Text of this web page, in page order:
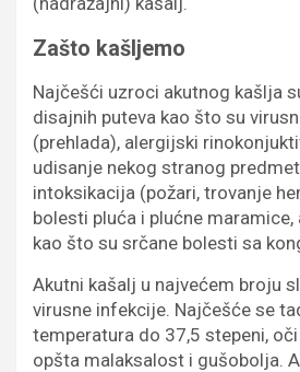
Zašto kašljemo
Najčešći uzroci akutnog kašlja
disajnih puteva kao što su
(prehlada), alergijski
udisanje nekog stranog
intoksikacija (požari, trovanje
bolesti pluća i plućne
kao što su srčane bolesti sa
Akutni kašalj u najvećem broju
virusne infekcije. Najčešće se
temperatura do 37,5 stepeni,
opšta malaksalost i gušobolja.